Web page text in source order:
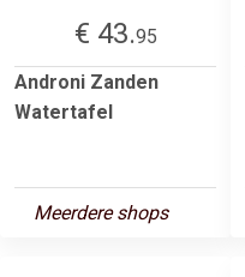
€ 43.95
Androni Zanden
Watertafel
Meerdere shops